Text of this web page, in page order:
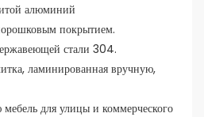
алюминий
покрытием.
стали 304.
ламинированная вручную,
для улицы и коммерческого